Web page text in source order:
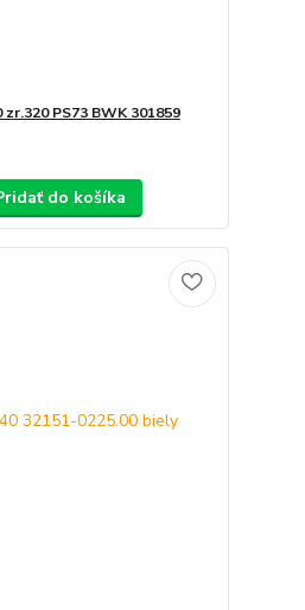
PS73 BWK 301859
do košíka